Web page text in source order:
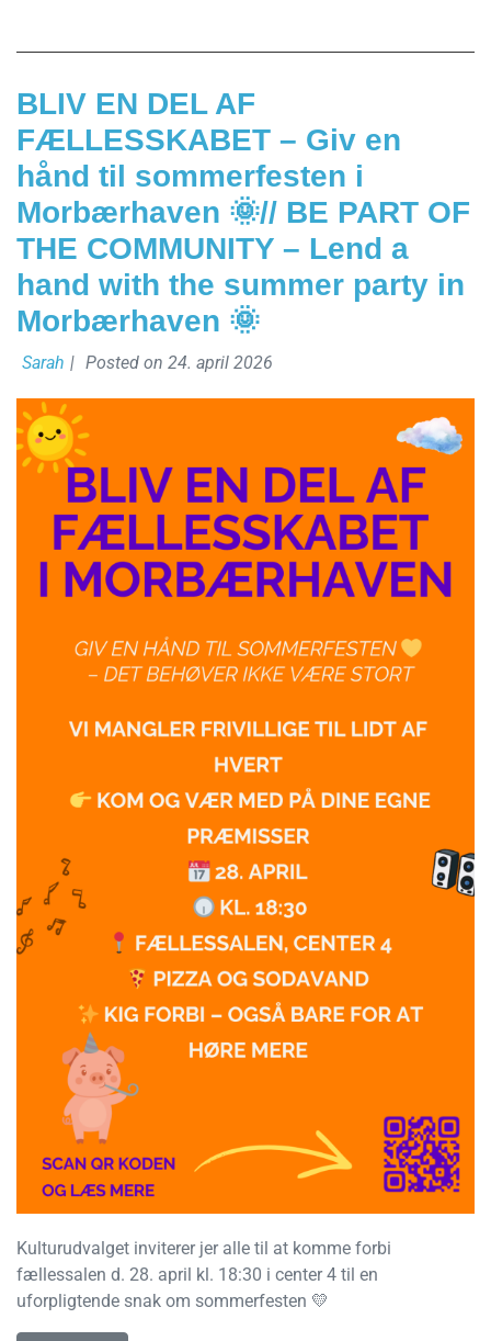
BLIV EN DEL AF
FÆLLESSKABET – Giv en
hånd til sommerfesten i
Morbærhaven 🌞// BE PART OF
THE COMMUNITY – Lend a
hand with the summer party in
Morbærhaven 🌞
Sarah | Posted on 24. april 2026
Kulturudvalget inviterer jer alle til at komme forbi
fællessalen d. 28. april kl. 18:30 i center 4 til en
uforpligtende snak om sommerfesten 💛